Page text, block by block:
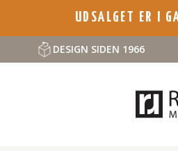
UDSALGET ER I
DESIGN SIDEN 1966